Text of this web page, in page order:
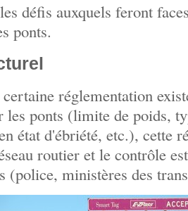
défis auxquels feront
ponts.
réglementation
les ponts (limite de poids,
état d'ébriété, etc.), cette
routier et le contrôle
(police, ministères des